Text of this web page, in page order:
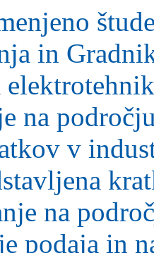
in
na
v
na
podaja in